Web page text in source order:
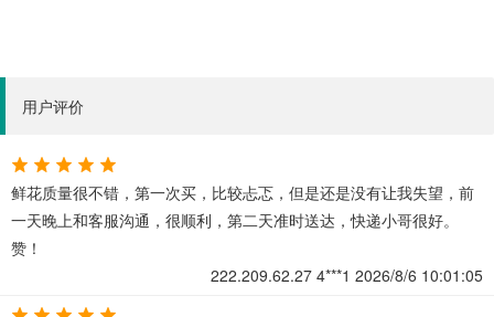
用户评价
鲜花质量很不错，第一次买，比较忐忑，但是还是没有让我失望，前
一天晚上和客服沟通，很顺利，第二天准时送达，快递小哥很好。
赞！
222.209.62.27 4***1 2026/8/6 10:01:05